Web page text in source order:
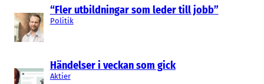
“Fler utbildningar som leder till jobb”
Politik
Händelser i veckan som gick
Aktier